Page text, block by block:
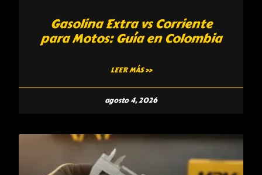
Gasolina Extra vs Corriente
para Motos: Guía en Colombia
LEER MÁS »
agosto 4, 2026